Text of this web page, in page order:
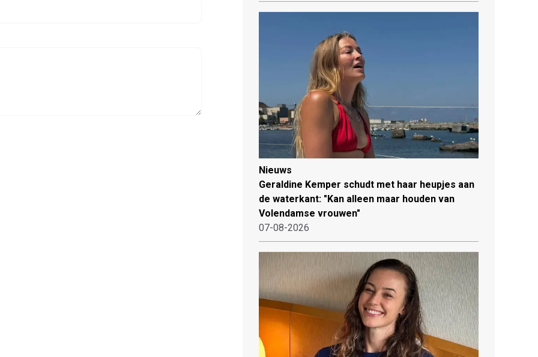
Nieuws
Geraldine Kemper schudt met haar heupjes aan
de waterkant: "Kan alleen maar houden van
Volendamse vrouwen"
07-08-2026